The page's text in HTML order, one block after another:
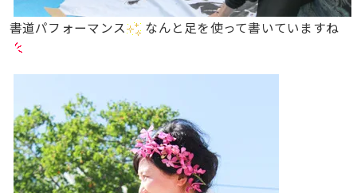
書道パフォーマンス なんと足を使って書いていますね